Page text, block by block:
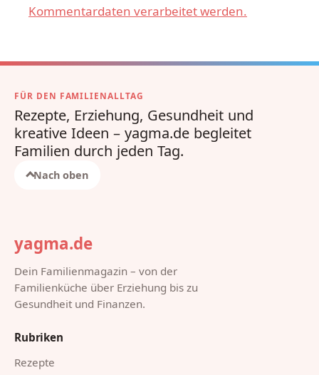
Kommentardaten verarbeitet werden.
FÜR DEN FAMILIENALLTAG
Rezepte, Erziehung, Gesundheit und
kreative Ideen – yagma.de begleitet
Familien durch jeden Tag.
Nach oben
yagma.de
Dein Familienmagazin – von der
Familienküche über Erziehung bis zu
Gesundheit und Finanzen.
Rubriken
Rezepte